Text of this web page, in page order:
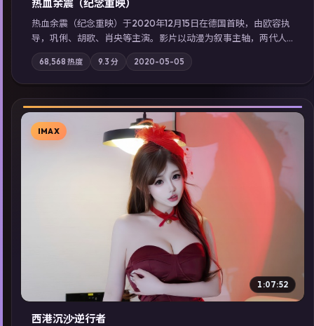
热血余震（纪念重映）
热血余震（纪念重映）于2020年12月15日在德国首映，由欧容执
导，巩俐、胡歌、肖央等主演。影片以动漫为叙事主轴，两代人
的执念在暴风雨夜正面相撞；摄影与配乐强化地域气质；站内亦
可通过「国产免费观看高清电视剧在线看」延展检索同类型高分
佳作，畅享高清在线追剧体验。
68,568 热度 9.3 分 2020-05-05
▶
IMAX
1:07:52
西港沉沙·逆行者